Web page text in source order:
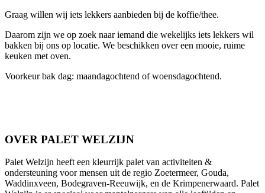
Graag willen wij iets lekkers aanbieden bij de koffie/thee.
Daarom zijn we op zoek naar iemand die wekelijks iets lekkers wil
bakken bij ons op locatie. We beschikken over een mooie, ruime
keuken met oven.
Voorkeur bak dag: maandagochtend of woensdagochtend.
OVER PALET WELZIJN
Palet Welzijn heeft een kleurrijk palet van activiteiten &
ondersteuning voor mensen uit de regio Zoetermeer, Gouda,
Waddinxveen, Bodegraven-Reeuwijk, en de Krimpenerwaard. Palet